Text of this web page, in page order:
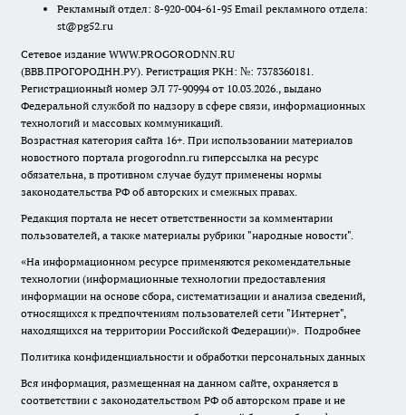
Рекламный отдел: 8-920-004-61-95 Email рекламного отдела:
st@pg52.ru
Сетевое издание WWW.PROGORODNN.RU
(ВВВ.ПРОГОРОДНН.РУ). Регистрация РКН: №: 7378360181.
Регистрационный номер ЭЛ 77-90994 от 10.03.2026., выдано
Федеральной службой по надзору в сфере связи, информационных
технологий и массовых коммуникаций.
Возрастная категория сайта 16+. При использовании материалов
новостного портала progorodnn.ru гиперссылка на ресурс
обязательна, в противном случае будут применены нормы
законодательства РФ об авторских и смежных правах.
Редакция портала не несет ответственности за комментарии
пользователей, а также материалы рубрики "народные новости".
«На информационном ресурсе применяются рекомендательные
технологии (информационные технологии предоставления
информации на основе сбора, систематизации и анализа сведений,
относящихся к предпочтениям пользователей сети "Интернет",
находящихся на территории Российской Федерации)». Подробнее
Политика конфиденциальности и обработки персональных данных
Вся информация, размещенная на данном сайте, охраняется в
соответствии с законодательством РФ об авторском праве и не